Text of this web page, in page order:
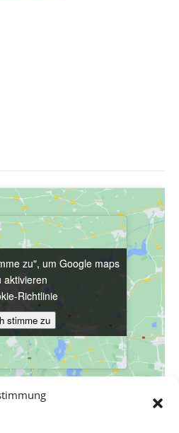
zu", um Google maps
aktivieren
Richtlinie
stimme zu
zu", um Google maps
aktivieren
Richtlinie
stimme zu